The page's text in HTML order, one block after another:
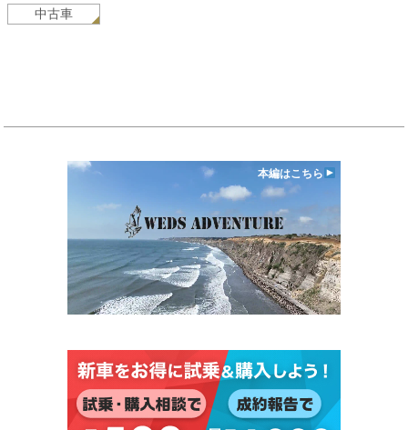
中古車
本編はこちら